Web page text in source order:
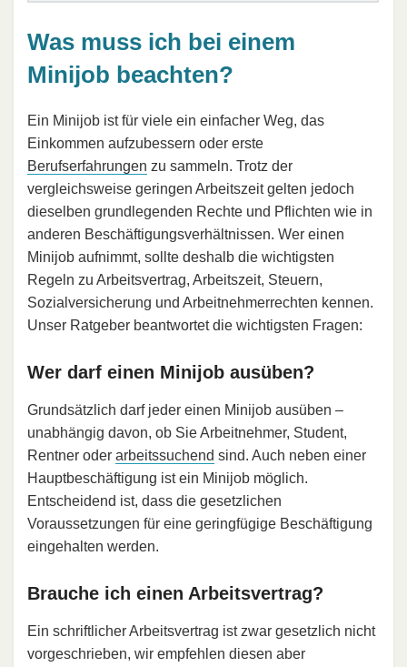
Was muss ich bei einem
Minijob beachten?
Ein Minijob ist für viele ein einfacher Weg, das
Einkommen aufzubessern oder erste
Berufserfahrungen zu sammeln. Trotz der
vergleichsweise geringen Arbeitszeit gelten jedoch
dieselben grundlegenden Rechte und Pflichten wie in
anderen Beschäftigungsverhältnissen. Wer einen
Minijob aufnimmt, sollte deshalb die wichtigsten
Regeln zu Arbeitsvertrag, Arbeitszeit, Steuern,
Sozialversicherung und Arbeitnehmerrechten kennen.
Unser Ratgeber beantwortet die wichtigsten Fragen:
Wer darf einen Minijob ausüben?
Grundsätzlich darf jeder einen Minijob ausüben –
unabhängig davon, ob Sie Arbeitnehmer, Student,
Rentner oder arbeitssuchend sind. Auch neben einer
Hauptbeschäftigung ist ein Minijob möglich.
Entscheidend ist, dass die gesetzlichen
Voraussetzungen für eine geringfügige Beschäftigung
eingehalten werden.
Brauche ich einen Arbeitsvertrag?
Ein schriftlicher Arbeitsvertrag ist zwar gesetzlich nicht
vorgeschrieben, wir empfehlen diesen aber